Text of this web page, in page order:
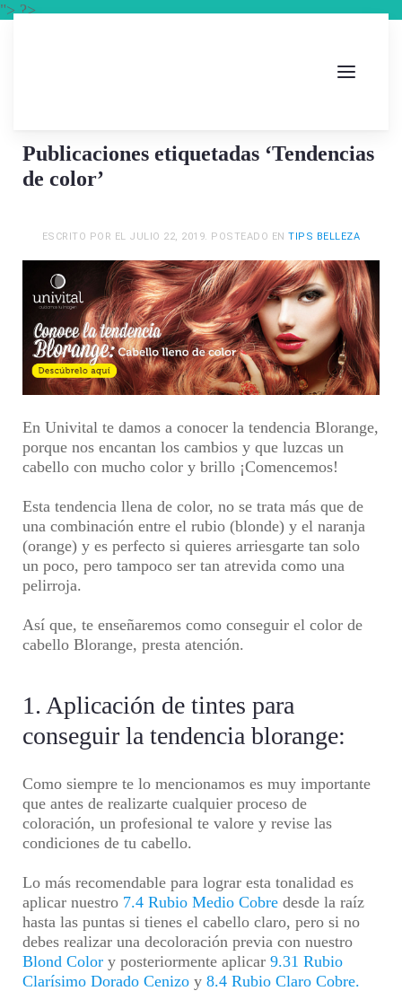
"> ?>
Publicaciones etiquetadas ‘Tendencias
de color’
ESCRITO POR EL JULIO 22, 2019. POSTEADO ENTIPS BELLEZA
En Univital te damos a conocer la tendencia Blorange,
porque nos encantan los cambios y que luzcas un
cabello con mucho color y brillo ¡Comencemos!
Esta tendencia llena de color, no se trata más que de
una combinación entre el rubio (blonde) y el naranja
(orange) y es perfecto si quieres arriesgarte tan solo
un poco, pero tampoco ser tan atrevida como una
pelirroja.
Así que, te enseñaremos como conseguir el color de
cabello Blorange, presta atención.
1. Aplicación de tintes para
conseguir la tendencia blorange:
Como siempre te lo mencionamos es muy importante
que antes de realizarte cualquier proceso de
coloración, un profesional te valore y revise las
condiciones de tu cabello.
Lo más recomendable para lograr esta tonalidad es
aplicar nuestro 7.4 Rubio Medio Cobre desde la raíz
hasta las puntas si tienes el cabello claro, pero si no
debes realizar una decoloración previa con nuestro
Blond Color y posteriormente aplicar 9.31 Rubio
Clarísimo Dorado Cenizo y 8.4 Rubio Claro Cobre.